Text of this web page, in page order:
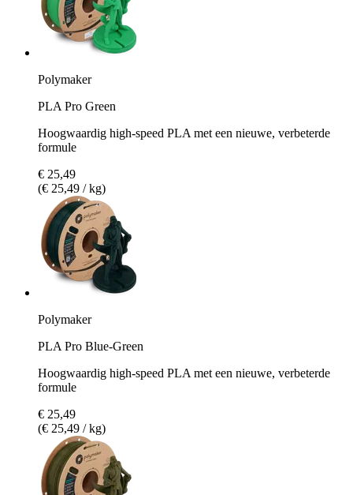
Polymaker
PLA Pro Green
Hoogwaardig high-speed PLA met een nieuwe, verbeterde
formule
€ 25,49
(€ 25,49 / kg)
Polymaker
PLA Pro Blue-Green
Hoogwaardig high-speed PLA met een nieuwe, verbeterde
formule
€ 25,49
(€ 25,49 / kg)